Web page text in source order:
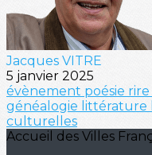
Jacques VITRE
5 janvier 2025
évènement poésie
généalogie littérature
culturelles
Accueil des Villes